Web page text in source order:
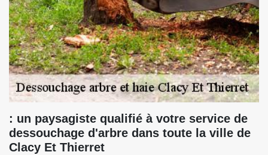
: un paysagiste qualifié à votre service de
dessouchage d'arbre dans toute la ville de
Clacy Et Thierret